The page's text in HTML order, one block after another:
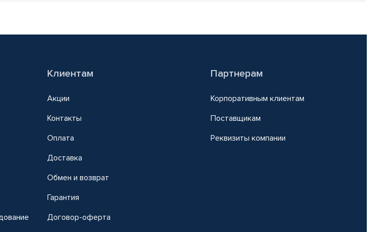
Клиентам
Акции
Контакты
Оплата
Доставка
Обмен и возврат
Гарантия
Договор-оферта
Партнерам
Корпоративным клиентам
Поставщикам
Реквизиты компании